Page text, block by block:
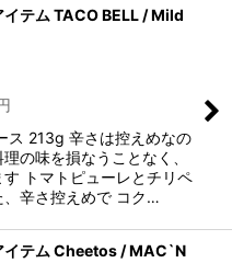
テム TACO BELL / Mild
ス 213g 辛さは控えめなの
の味を損なうことなく、
トマトピューレとチリペ
、辛さ控えめで コク…
イテム Cheetos / MAC`N